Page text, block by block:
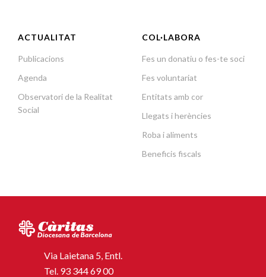
ACTUALITAT
Publicacions
Agenda
Observatori de la Realitat
Social
COL·LABORA
Fes un donatiu o fes-te soci
Fes voluntariat
Entitats amb cor
Llegats i herències
Roba i aliments
Beneficis fiscals
Via Laietana 5, Entl.
Tel. 93 344 69 00